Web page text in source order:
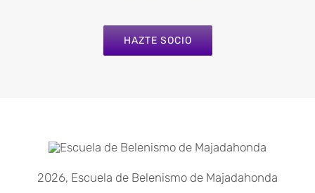
HAZTE SOCIO
2026, Escuela de Belenismo de Majadahonda